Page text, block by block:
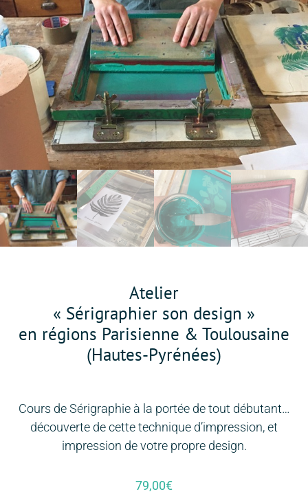
Atelier
« Sérigraphier son design »
en régions Parisienne & Toulousaine
(Hautes-Pyrénées)
Cours de Sérigraphie à la portée de tout débutant…
découverte de cette technique d’impression, et
impression de votre propre design.
79,00€